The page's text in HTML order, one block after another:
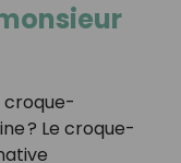
croque-
? Le croque-